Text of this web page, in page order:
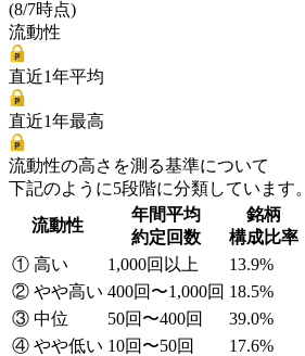
(8/7時点)
流動性
直近1年平均
直近1年最高
流動性の高さを測る基準について
下記のように5段階に分類しています。
流動性
年間平均
約定回数
銘柄
構成比率
① 高い
1,000回以上
13.9%
② やや高い 400回〜1,000回 18.5%
③ 中位
50回〜400回
39.0%
④ やや低い 10回〜50回
17.6%